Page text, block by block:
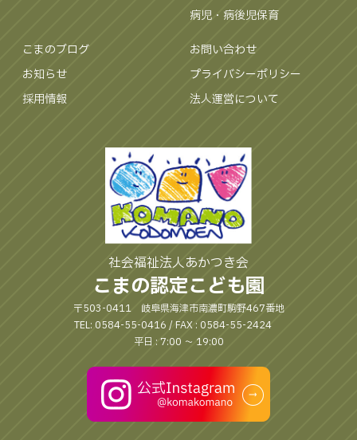
病児・病後児保育
こまのブログ
お知らせ
採用情報
お問い合わせ
プライバシーポリシー
法人運営について
社会福祉法人あかつき会
こまの認定こども園
〒503-0411 岐阜県海津市南濃町駒野467番地
TEL: 0584-55-0416 / FAX : 0584-55-2424
平日 : 7:00 〜 19:00